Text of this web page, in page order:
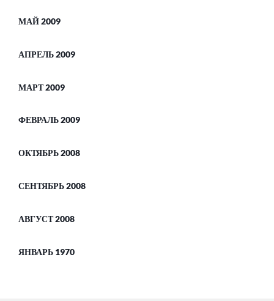
МАЙ 2009
АПРЕЛЬ 2009
МАРТ 2009
ФЕВРАЛЬ 2009
ОКТЯБРЬ 2008
СЕНТЯБРЬ 2008
АВГУСТ 2008
ЯНВАРЬ 1970